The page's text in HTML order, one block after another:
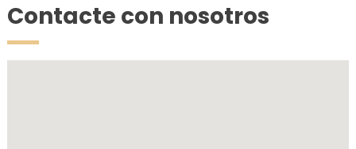
Contacte con nosotros